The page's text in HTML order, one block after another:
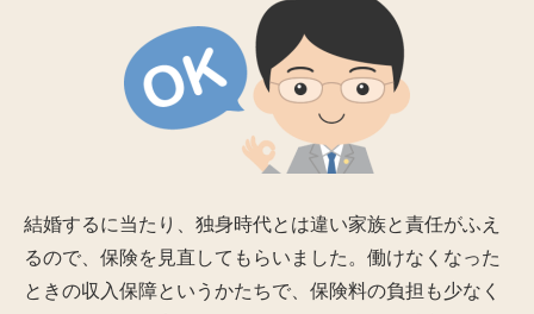
結婚するに当たり、独身時代とは違い家族と責任がふえ
るので、保険を見直してもらいました。働けなくなった
ときの収入保障というかたちで、保険料の負担も少なく